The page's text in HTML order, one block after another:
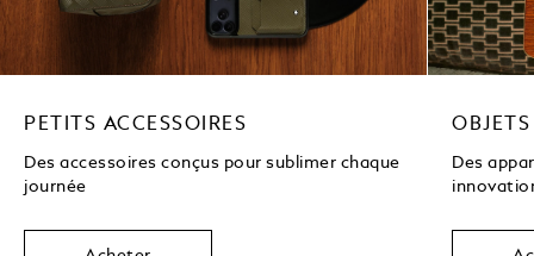
PETITS ACCESSOIRES
Des accessoires conçus pour sublimer chaque
journée
Des